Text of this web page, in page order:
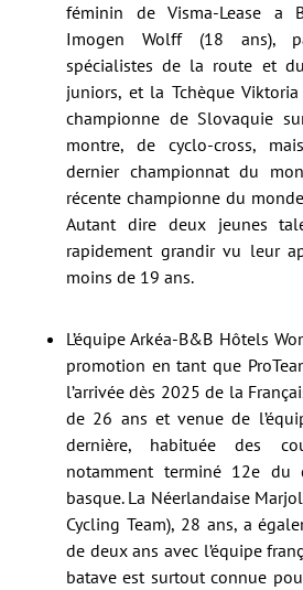
féminin de Visma-Lease a
Imogen Wolff (18 ans),
spécialistes de la route et
juniors, et la Tchèque
championne de Slovaquie
montre, de cyclo-cross,
dernier championnat du
récente championne du
Autant dire deux jeunes
rapidement grandir vu leur
moins de 19 ans.
L’équipe Arkéa-B&B Hôtels
promotion en tant que
l’arrivée dès 2025 de la
de 26 ans et venue de
dernière, habituée des
notamment terminé 12e du
basque. La Néerlandaise
Cycling Team), 28 ans, a
de deux ans avec l’équipe
batave est surtout connue